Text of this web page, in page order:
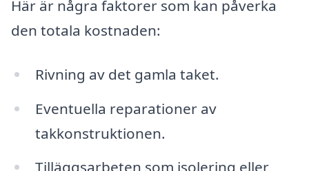
Här är några faktorer som kan påverka
den totala kostnaden:
Rivning av det gamla taket.
Eventuella reparationer av
takkonstruktionen.